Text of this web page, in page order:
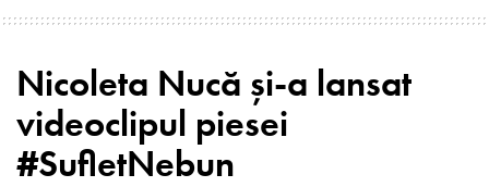
Nicoleta Nucă și-a lansat
videoclipul piesei
#SufletNebun